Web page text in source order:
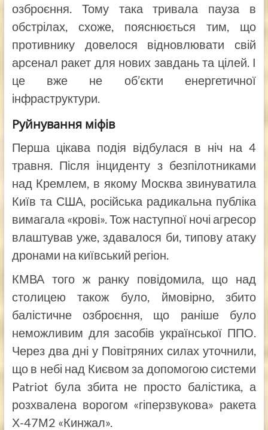
озброєння. Тому така тривала пауза в
обстрілах, схоже, пояснюється тим, що
противнику довелося відновлювати свій
арсенал ракет для нових завдань та цілей. І
це вже не об’єкти енергетичної
інфраструктури.
Руйнування міфів
Перша цікава подія відбулася в ніч на 4
травня. Після інциденту з безпілотниками
над Кремлем, в якому Москва звинуватила
Київ та США, російська радикальна публіка
вимагала «крові». Тож наступної ночі агресор
влаштував уже, здавалося би, типову атаку
дронами на київський регіон.
КМВА того ж ранку повідомила, що над
столицею також було, ймовірно, збито
балістичне озброєння, що раніше було
неможливим для засобів української ППО.
Через два дні у Повітряних силах уточнили,
що в небі над Києвом за допомогою системи
Patriot була збита не просто балістика, а
розхвалена ворогом «гіперзвукова» ракета
Х-47М2 «Кинжал».